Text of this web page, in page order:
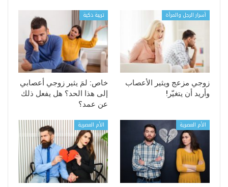
أسرار الرجل والمرأة
زوجي مزعج ويثير الأعصاب
وأريد أن يتغيّر!
تربية ذكية
خاص: لمَ يثير زوجي أعصابي
إلى هذا الحد؟ هل يفعل ذلك
عن عمد؟
الأم العصرية الأم العصرية